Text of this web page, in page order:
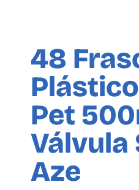
48
Pet
Válvula
Aze